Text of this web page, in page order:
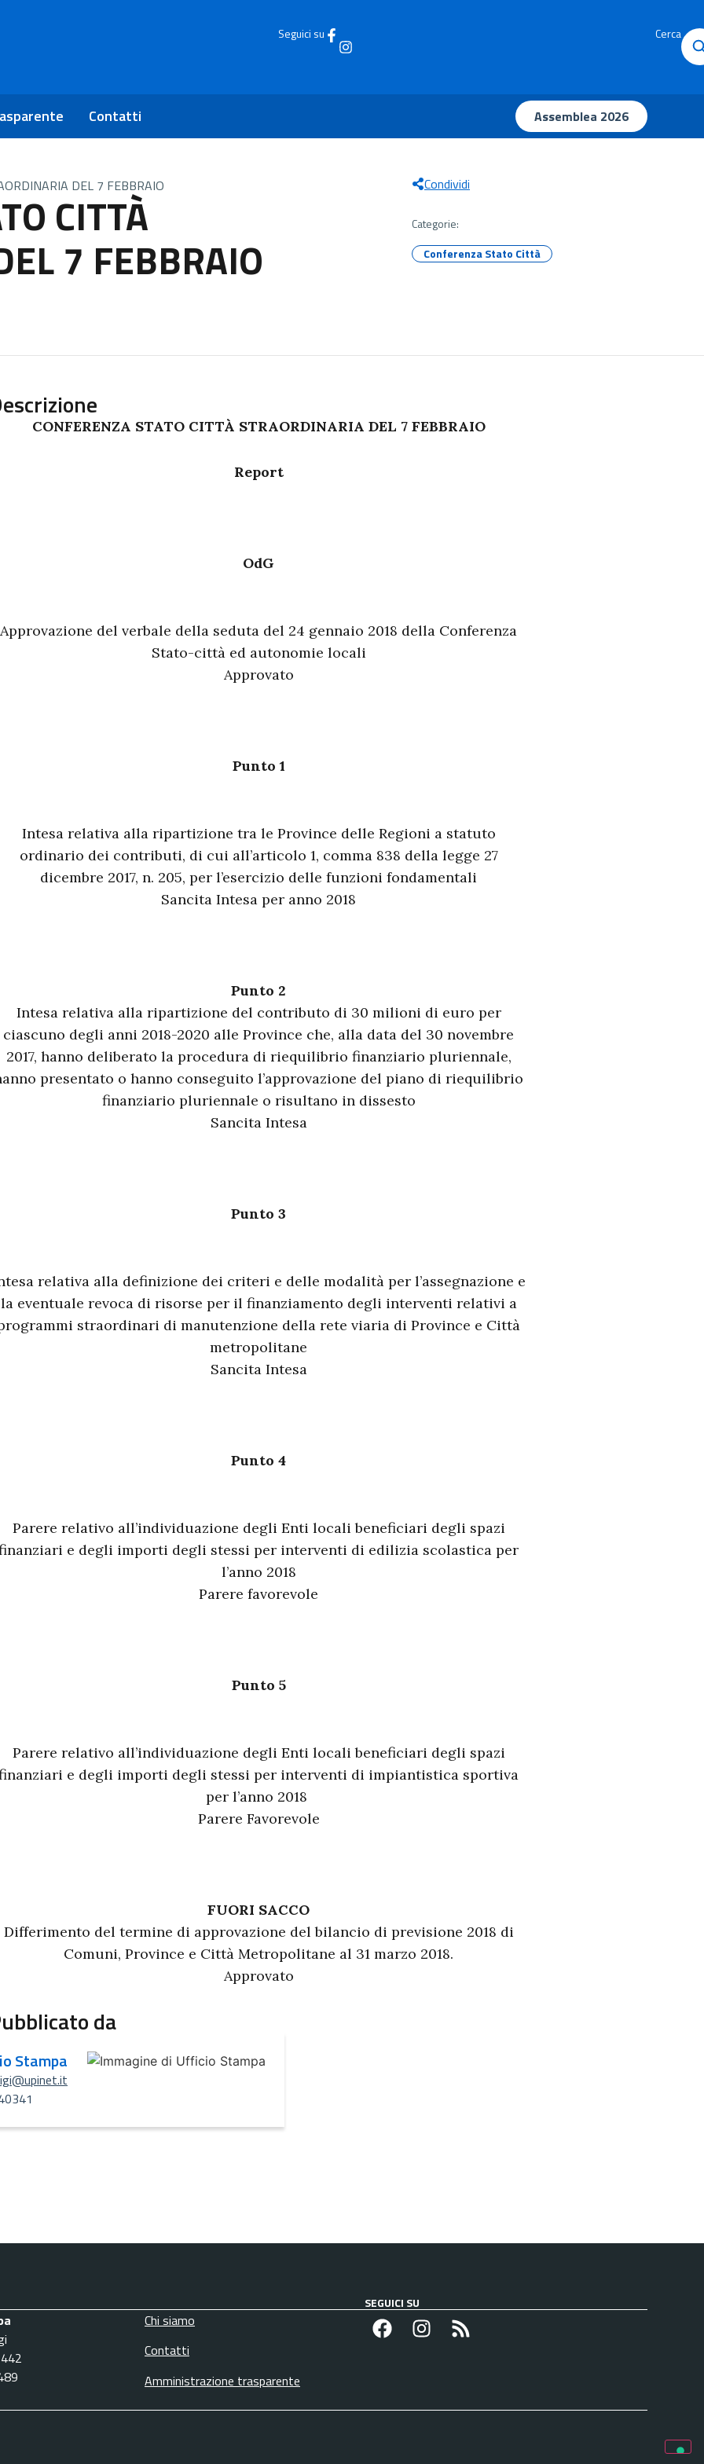
Seguici su Cerca
Contatti Assemblea 2026
DEL 7 FEBBRAIO
CITTÀ
7 FEBBRAIO
Condividi
Categorie:
Conferenza Stato Città
CONFERENZA STATO CITTÀ STRAORDINARIA DEL 7 FEBBRAIO
Report
OdG
Approvazione del verbale della seduta del 24 gennaio 2018 della Conferenza
Stato-città ed autonomie locali
Approvato
Punto 1
Intesa relativa alla ripartizione tra le Province delle Regioni a statuto
ordinario dei contributi, di cui all’articolo 1, comma 838 della legge 27
dicembre 2017, n. 205, per l’esercizio delle funzioni fondamentali
Sancita Intesa per anno 2018
Punto 2
Intesa relativa alla ripartizione del contributo di 30 milioni di euro per
ciascuno degli anni 2018-2020 alle Province che, alla data del 30 novembre
2017, hanno deliberato la procedura di riequilibrio finanziario pluriennale,
presentato o hanno conseguito l’approvazione del piano di riequilibrio
finanziario pluriennale o risultano in dissesto
Sancita Intesa
Punto 3
relativa alla definizione dei criteri e delle modalità per l’assegnazione e
la eventuale revoca di risorse per il finanziamento degli interventi relativi a
straordinari di manutenzione della rete viaria di Province e Città
metropolitane
Sancita Intesa
Punto 4
Parere relativo all’individuazione degli Enti locali beneficiari degli spazi
e degli importi degli stessi per interventi di edilizia scolastica per
l’anno 2018
Parere favorevole
Punto 5
Parere relativo all’individuazione degli Enti locali beneficiari degli spazi
e degli importi degli stessi per interventi di impiantistica sportiva
per l’anno 2018
Parere Favorevole
FUORI SACCO
Differimento del termine di approvazione del bilancio di previsione 2018 di
Comuni, Province e Città Metropolitane al 31 marzo 2018.
Approvato
da
Stampa
Chi siamo
Contatti
Amministrazione trasparente
SEGUICI SU